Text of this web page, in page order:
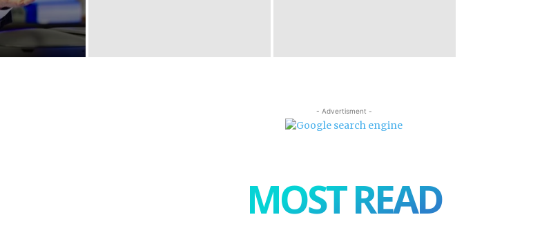
- Advertisment -
MOST READ